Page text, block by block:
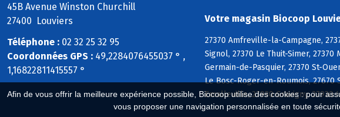
Afin de vous offrir la meilleure expérience possible, Biocoop utilise des cookies : pour
vous proposer une navigation personnalisée en toute
45B Avenue Winston Churchill
27400 Louviers
Téléphone : 02 32 25 32 95
Coordonnées GPS : 49,2284076455037 ° ,
1,16822811415557 °
Votre magasin Biocoop
27370 Amfreville-la-Campagne,
Signol, 27370 Le Thuit-Simer,
Germain-de-Pasquier, 27370 St-
Le Bosc-Roger-en-Roumois, 27670
Emalleville, 27930 Gravigny,